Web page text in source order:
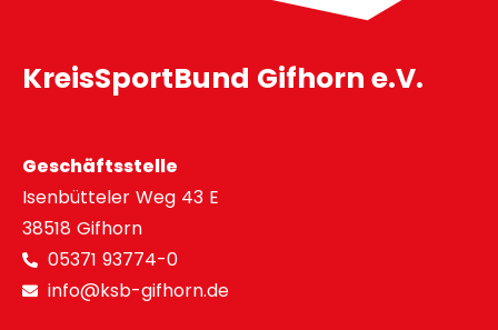
KreisSportBund Gifhorn e.V.
Geschäftsstelle
Isenbütteler Weg 43 E
38518 Gifhorn
05371 93774-0
info@ksb-gifhorn.de